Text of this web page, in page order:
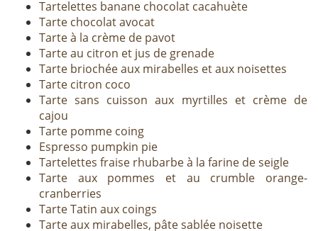
Tartelettes banane chocolat cacahuète
Tarte chocolat avocat
Tarte à la crème de pavot
Tarte au citron et jus de grenade
Tarte briochée aux mirabelles et aux noisettes
Tarte citron coco
Tarte sans cuisson aux myrtilles et crème de
cajou
Tarte pomme coing
Espresso pumpkin pie
Tartelettes fraise rhubarbe à la farine de seigle
Tarte aux pommes et au crumble orange-
cranberries
Tarte Tatin aux coings
Tarte aux mirabelles, pâte sablée noisette